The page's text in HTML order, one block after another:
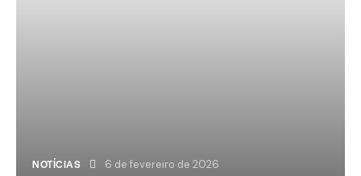
NOTÍCIAS 6 de fevereiro de 2026